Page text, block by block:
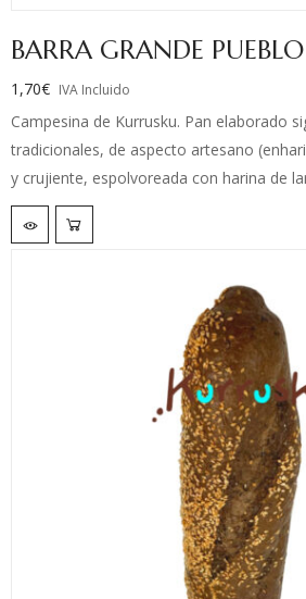
BARRA GRANDE
1,70€ IVA Incluido
Campesina de Kurrusku. Pan elaborado
tradicionales, de aspecto artesano
y crujiente, espolvoreada con harina de
cocción lenta y uniforme.